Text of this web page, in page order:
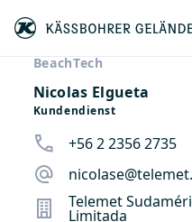
BeachTech
Nicolas Elgueta
Kundendienst
+56 2 2356 2735
Telemet
Limitada